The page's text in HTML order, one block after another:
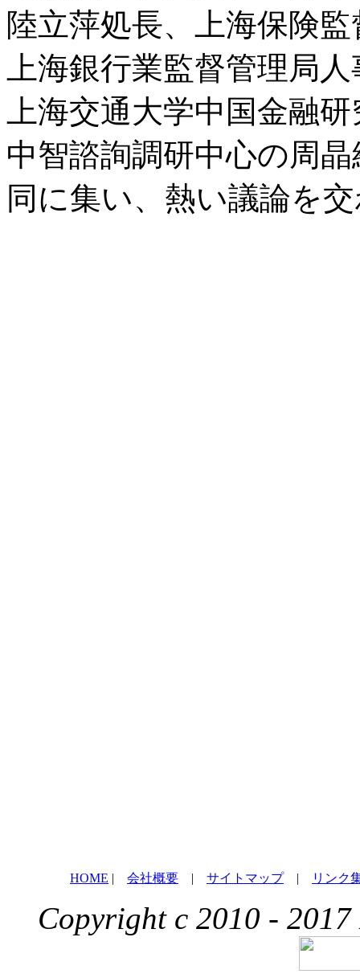
陸立萍処長、上海保険
上海銀行業監督管理局
上海交通大学中国金融
中智諮詢調研中心の周
同に集い、熱い議論を
HOME | 会社概要 | サイトマップ| リンク
Copyright c 2010 - 2017